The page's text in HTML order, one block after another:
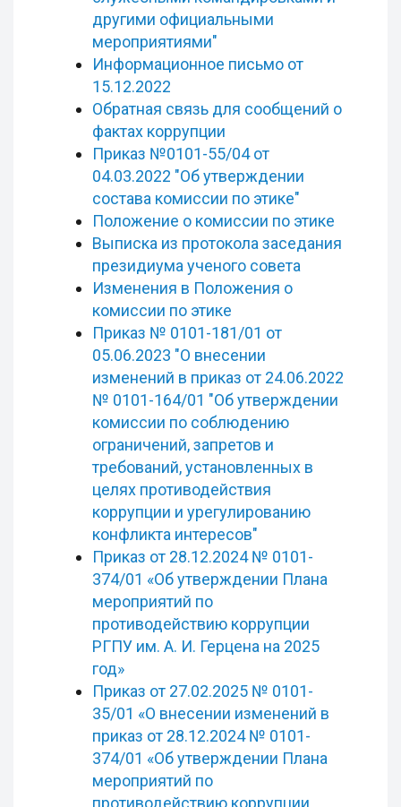
другими официальными
мероприятиями"
Информационное письмо от
15.12.2022
Обратная связь для сообщений о
фактах коррупции
Приказ №0101-55/04 от
04.03.2022 "Об утверждении
состава комиссии по этике"
Положение о комиссии по этике
Выписка из протокола заседания
президиума ученого совета
Изменения в Положения о
комиссии по этике
Приказ № 0101-181/01 от
05.06.2023 "О внесении
изменений в приказ от 24.06.2022
№ 0101-164/01 "Об утверждении
комиссии по соблюдению
ограничений, запретов и
требований, установленных в
целях противодействия
коррупции и урегулированию
конфликта интересов"
Приказ от 28.12.2024 № 0101-
374/01 «Об утверждении Плана
мероприятий по
противодействию коррупции
РГПУ им. А. И. Герцена на 2025
год»
Приказ от 27.02.2025 № 0101-
35/01 «О внесении изменений в
приказ от 28.12.2024 № 0101-
374/01 «Об утверждении Плана
мероприятий по
противодействию коррупции